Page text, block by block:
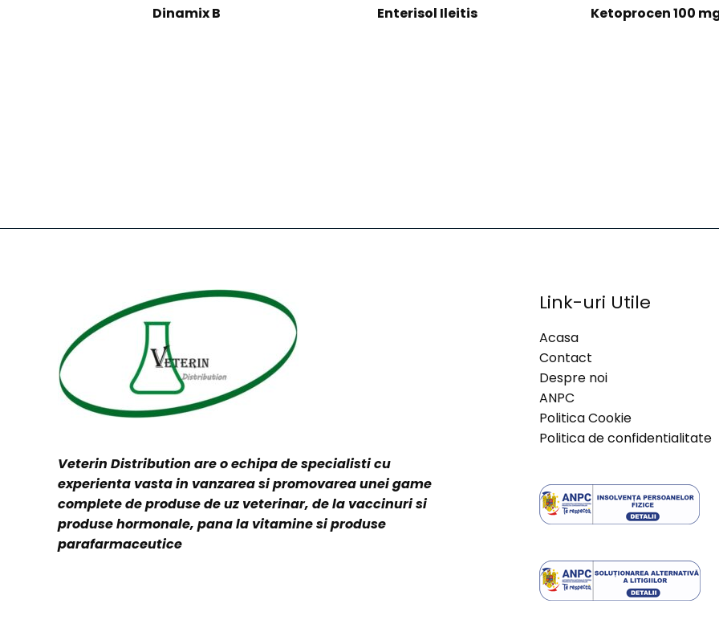
Dinamix B Enterisol Ileitis Ketoprocen 100
Veterin Distribution are o echipa de specialisti cu
experienta vasta in vanzarea si promovarea unei game
complete de produse de uz veterinar, de la vaccinuri si
produse hormonale, pana la vitamine si produse
parafarmaceutice
Link-uri Utile
Acasa
Contact
Despre noi
ANPC
Politica Cookie
Politica de confidentialitate